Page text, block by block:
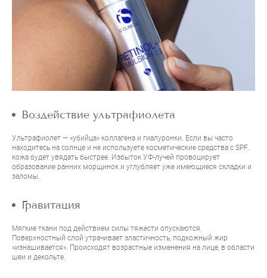
Воздействие ультрафиолета
Ультрафиолет — «убийца» коллагена и гиалуронки. Если вы часто
находитесь на солнце и не используете косметические средства с SPF,
кожа будет увядать быстрее. Избыток УФ-лучей провоцирует
образование ранних морщинок и углубляет уже имеющиеся складки и
заломы.
Гравитация
Мягкие ткани под действием силы тяжести опускаются.
Поверхностный слой утрачивает эластичность, подкожный жир
«изнашивается». Происходят возрастные изменения на лице, в области
шеи и декольте.